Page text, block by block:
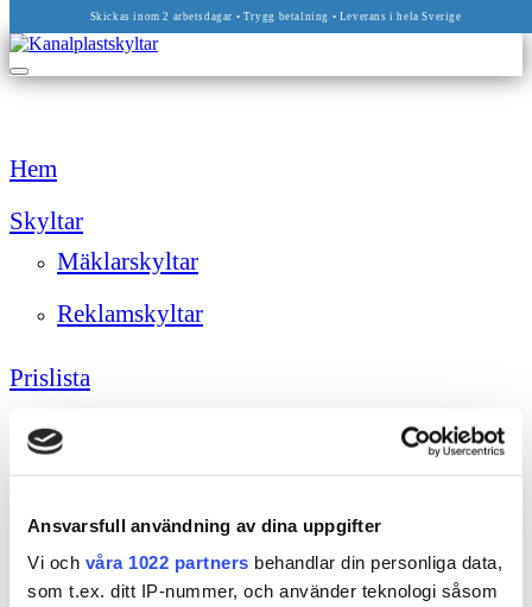
Ansvarsfull användning av dina uppgifter
Vi och våra 1022 partners behandlar din personliga data,
som t.ex. ditt IP-nummer, och använder teknologi såsom
Skickas inom 2 arbetsdagar • Trygg betalning • Leverans i hela Sverige
Hem
Skyltar
Mäklarskyltar
Reklamskyltar
Prislista
Mallar
Shop
Vanliga frågor
Om oss